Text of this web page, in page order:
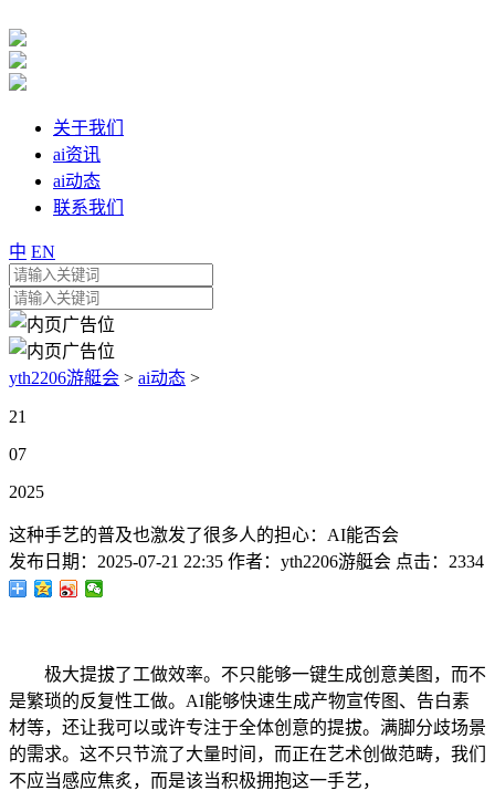
关于我们
ai资讯
ai动态
联系我们
中 EN
yth2206游艇会 > ai动态 >
21
07
2025
这种手艺的普及也激发了很多人的担心：AI能否会
发布日期： 2025-07-21 22:35 作者： yth2206游艇会 点击： 2334
极大提拔了工做效率。不只能够一键生成创意美图，而不
是繁琐的反复性工做。AI能够快速生成产物宣传图、告白素
材等，还让我可以或许专注于全体创意的提拔。满脚分歧场景
的需求。这不只节流了大量时间，而正在艺术创做范畴，我们
不应当感应焦炙，而是该当积极拥抱这一手艺，